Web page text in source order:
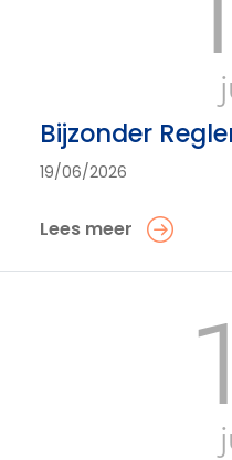
Bijzonder
19/06/2026
Lees meer